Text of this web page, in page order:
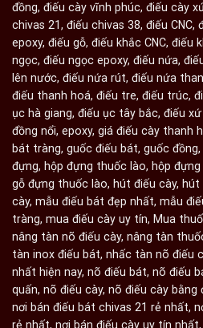
đồng, điếu cày vĩnh phúc, điếu cày
chivas 21, điếu chivas 38, điếu CNC,
epoxy, điếu gỗ, điếu khắc CNC, điếu
ngọc, điếu ngọc epoxy, điếu nứa,
lên nước, điếu nứa rút, điếu nứa
điếu thanh hoá, điếu tre, điếu trúc,
ục hà giang, điếu ục tây bắc, điếu
đồng nổi, epoxy, giá điếu cày thanh
bát tràng, guốc điếu bát, guốc đồng,
đựng, hộp đựng thuốc lào, hộp
gỗ đựng thuốc lào, hút điếu cày, hút
cày, mẫu điếu bát đẹp nhất, mẫu
tràng, mua điếu cày uy tín, Mua
nâng tàn nõ điếu cày, nâng tàn
tàn inox điếu bát, nhấc tàn nõ điếu
nhất hiện nay, nõ điếu bát, nõ điếu
quấn, nõ điếu cày, nõ điếu cày bằng
nơi bán điếu bát chivas 21 rẻ nhất,
rẻ nhất, nơi bán điếu cày uy tín nhất,